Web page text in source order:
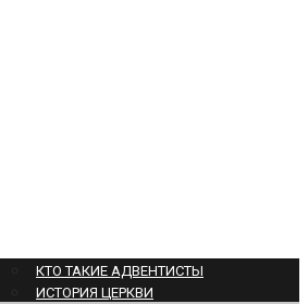
КТО ТАКИЕ АДВЕНТИСТЫ
ИСТОРИЯ ЦЕРКВИ